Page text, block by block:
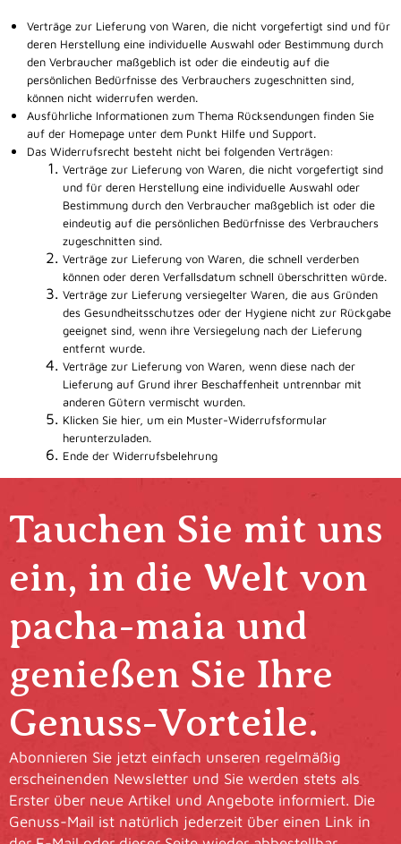
Verträge zur Lieferung von Waren, die nicht vorgefertigt sind und für
deren Herstellung eine individuelle Auswahl oder Bestimmung durch
den Verbraucher maßgeblich ist oder die eindeutig auf die
persönlichen Bedürfnisse des Verbrauchers zugeschnitten sind,
können nicht widerrufen werden.
Ausführliche Informationen zum Thema Rücksendungen finden Sie
auf der Homepage unter dem Punkt Hilfe und Support.
Das Widerrufsrecht besteht nicht bei folgenden Verträgen:
Verträge zur Lieferung von Waren, die nicht vorgefertigt sind
und für deren Herstellung eine individuelle Auswahl oder
Bestimmung durch den Verbraucher maßgeblich ist oder die
eindeutig auf die persönlichen Bedürfnisse des Verbrauchers
zugeschnitten sind.
Verträge zur Lieferung von Waren, die schnell verderben
können oder deren Verfallsdatum schnell überschritten würde.
Verträge zur Lieferung versiegelter Waren, die aus Gründen
des Gesundheitsschutzes oder der Hygiene nicht zur Rückgabe
geeignet sind, wenn ihre Versiegelung nach der Lieferung
entfernt wurde.
Verträge zur Lieferung von Waren, wenn diese nach der
Lieferung auf Grund ihrer Beschaffenheit untrennbar mit
anderen Gütern vermischt wurden.
Klicken Sie hier, um ein Muster-Widerrufsformular
herunterzuladen.
Ende der Widerrufsbelehrung
Tauchen Sie mit uns
ein, in die Welt von
pacha-maia und
genießen Sie Ihre
Genuss-Vorteile.
Abonnieren Sie jetzt einfach unseren regelmäßig
erscheinenden Newsletter und Sie werden stets als
Erster über neue Artikel und Angebote informiert. Die
Genuss-Mail ist natürlich jederzeit über einen Link in